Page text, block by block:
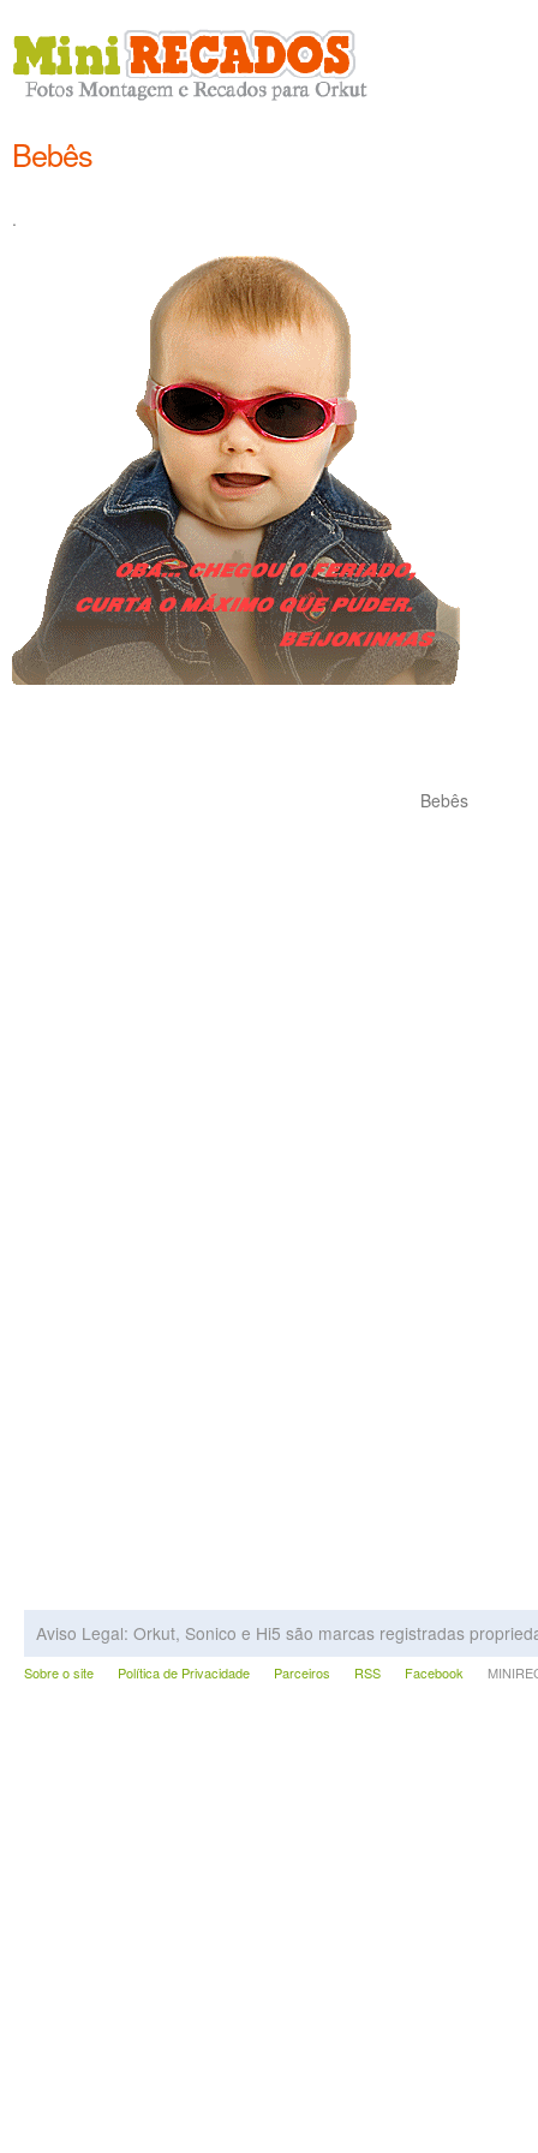
Bebês
.
Bebês
Aviso Legal: Orkut, Sonico e Hi5 são marcas registradas
Sobre o site Política de Privacidade Parceiros RSS Facebook